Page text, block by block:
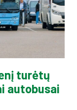
turėtų
autobusai